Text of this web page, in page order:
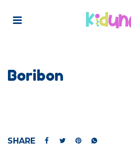
Boribon
SHARE